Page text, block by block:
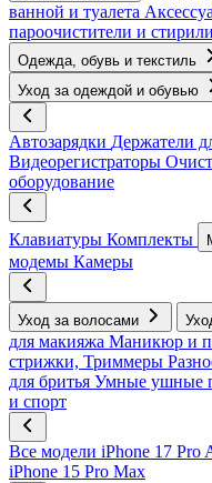
ванной и туалета
пароочистители и
Одежда, обувь и текстиль
Уход за одеждой и обувью
Автозарядки Держатели
Видеорегистраторы
оборудование
Клавиатуры Комплекты
модемы Камеры
Уход за волосами
для макияжа Маникюр и
стрижки, Триммеры
для бритья Умные ушные
и спорт
Все модели iPhone 17 Pro
iPhone 15 Pro Max